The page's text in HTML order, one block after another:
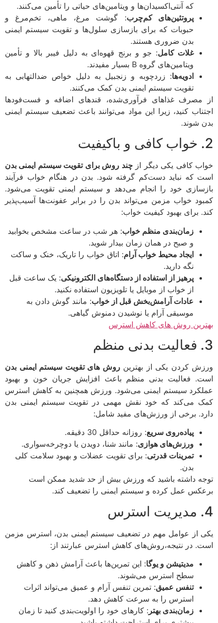
که آنتی‌اکسیدان‌ها و ویتامین‌های حیاتی را تأمین می‌کنند.
پروتئین‌های کم‌چرب: گوشت مرغ، ماهی، تخم‌مرغ و
حبوبات که برای بازسازی سلول‌ها و تقویت سیستم ایمنی
بدن ضروری هستند.
غلات کامل: جو و برنج قهوه‌ای به دلیل فیبر بالا و تأمین
ویتامین‌های گروه B بسیار مفیدند.
ادویه‌ها: زردچوبه و زنجبیل به دلیل خواص ضدالتهابی به
تقویت سیستم ایمنی بدن کمک می‌کنند.
غذاهای فرآوری‌شده، قندهای اضافه و فست‌فودها
کنید، زیرا این مواد می‌توانند باعث تضعیف سیستم ایمنی
شوند.
کافی یکی دیگر ازچند روش برای تقویت سیستم ایمنی بدن
که نباید دست‌کم گرفته شود. بدن در هنگام خواب فرآیند
خود را انجام می‌دهد و سیستم ایمنی تقویت می‌شود.
خواب مزمن می‌تواند بدن را در برابر عفونت‌ها آسیب‌پذیر
برای بهبود کیفیت خواب:
زمان‌بندی منظم خواب: هر شب در ساعت مشخص بخوابید
و صبح در همان زمان بیدار شوید.
ایجاد محیط خواب آرام : اتاق خواب را تاریک، خنک و ساکت
نگه دارید.
پرهیز از استفاده از دستگاه‌های الکترونیکی: یک ساعت قبل
از خواب از موبایل یا تلویزیون استفاده نکنید.
عادات آرامش‌بخش قبل از خواب: مانند گوش دادن به
موسیقی آرام یا نوشیدن دمنوش گیاهی.
روش های کاهش استرس
کردن یکی از بهترینروش های تقویت سیستم ایمنی بدن
فعالیت بدنی منظم باعث افزایش جریان خون و بهبود
سیستم ایمنی می‌شود. ورزش همچنین به کاهش استرس
می‌کند که خود نقش مهمی در تقویت سیستم ایمنی بدن
برخی از ورزش‌های مفید شامل:
پیاده‌روی سریع: روزانه حداقل 30 دقیقه.
ورزش‌های هوازی: مانند شنا، دویدن یا دوچرخه‌سواری.
تمرینات قدرتی: برای تقویت عضلات و بهبود سلامت کلی
داشته باشید که ورزش بیش از حد شدید ممکن است
عمل کرده و سیستم ایمنی را تضعیف کند.
از عوامل مهم در تضعیف سیستم ایمنی بدن، استرس مزمن
در نتیجه،روش‌های کاهش استرس عبارتند از:
مدیتیشن و یوگا : این تمرین‌ها باعث آرامش ذهن و کاهش
سطح استرس می‌شوند.
تنفس عمیق: تمرین تنفس آرام و عمیق می‌تواند اثرات
استرس را به سرعت کاهش دهد.
زمان‌بندی بهتر : کارهای خود را اولویت‌بندی کنید تا زمان